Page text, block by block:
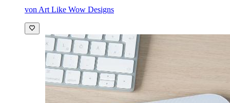
von Art Like Wow Designs